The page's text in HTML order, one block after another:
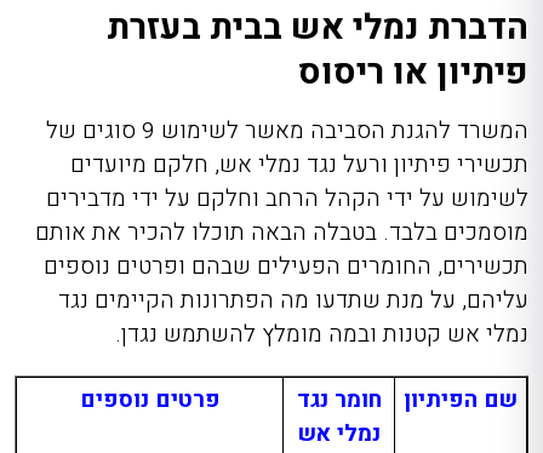
נותרו נמלים
נמלים בגינה גדולה
שהגיעו גם לסלון
בראשון לציון בנאות
רסקו
שלבים. תחילה עם
ריססנו בגינה ולבסוף
גם בתוך הבית עצמו
הדברת נמלי אש בבית בעזרת
פיתיון או ריסוס
המשרד להגנת הסביבה מאשר לשימוש 9 סוגים של
תכשירי פיתיון ורעל נגד נמלי אש, חלקם מיועדים
לשימוש על ידי הקהל הרחב וחלקם על ידי מדבירים
מוסמכים בלבד. בטבלה הבאה תוכלו להכיר את אותם
תכשירים, החומרים הפעילים שבהם ופרטים נוספים
עליהם, על מנת שתדעו מה הפתרונות הקיימים נגד
נמלי אש קטנות ובמה מומלץ להשתמש נגדן.
שם הפיתיון
חומר נגד
נמלי אש
פרטים נוספים